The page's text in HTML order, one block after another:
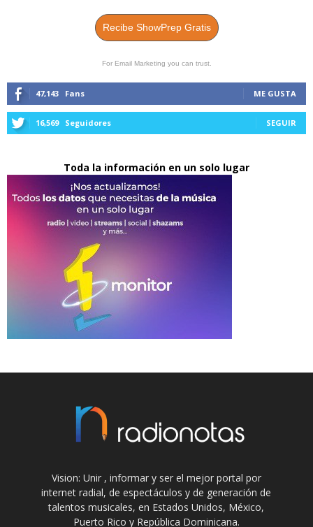
Recibe ShowPrep Gratis
For Email Marketing you can trust.
47,143 Fans ME GUSTA
16,569 Seguidores SEGUIR
Toda la información en un solo lugar
Vision: Unir , informar y ser el mejor portal por
internet radial, de espectáculos y de generación de
talentos musicales, en Estados Unidos, México,
Puerto Rico y República Dominicana.